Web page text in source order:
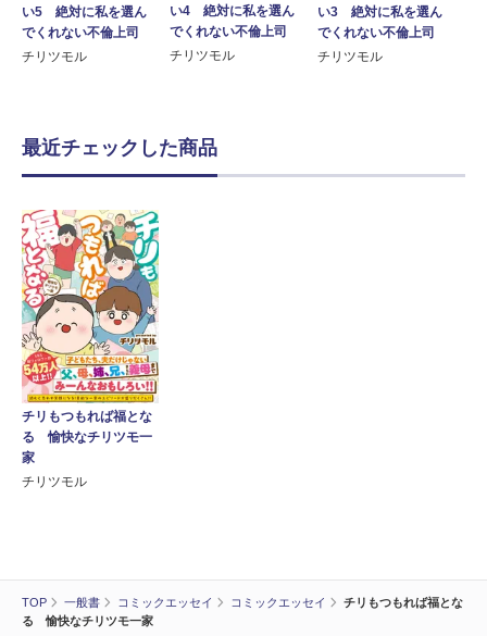
TOP 一般書 コミックエッセイ コミックエッセイ
チリもつもれば福とな
る 愉快なチリツモ一家
い5 絶対に私を選ん
でくれない不倫上司
チリツモル
い4 絶対に私を選ん
でくれない不倫上司
チリツモル
い3 絶対に私を選ん
でくれない不倫上司
チリツモル
最近チェックした商品
チリもつもれば福とな
る 愉快なチリツモ一
家
チリツモル